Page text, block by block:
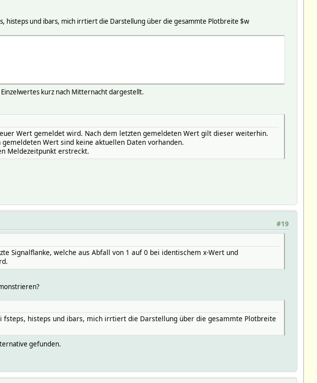
histeps und ibars, mich irrtiert die Darstellung über die gesammte Plotbreite $w
kurz nach Mitternacht dargestellt.
Wert gemeldet wird. Nach dem letzten gemeldeten Wert gilt dieser weiterhin.
Wert sind keine aktuellen Daten vorhanden.
Meldezeitpunkt erstreckt.
#19
Signalflanke, welche aus Abfall von 1 auf 0 bei identischem x-Wert und
fsteps, histeps und ibars, mich irrtiert die Darstellung über die gesammte Plotbreite
gefunden.